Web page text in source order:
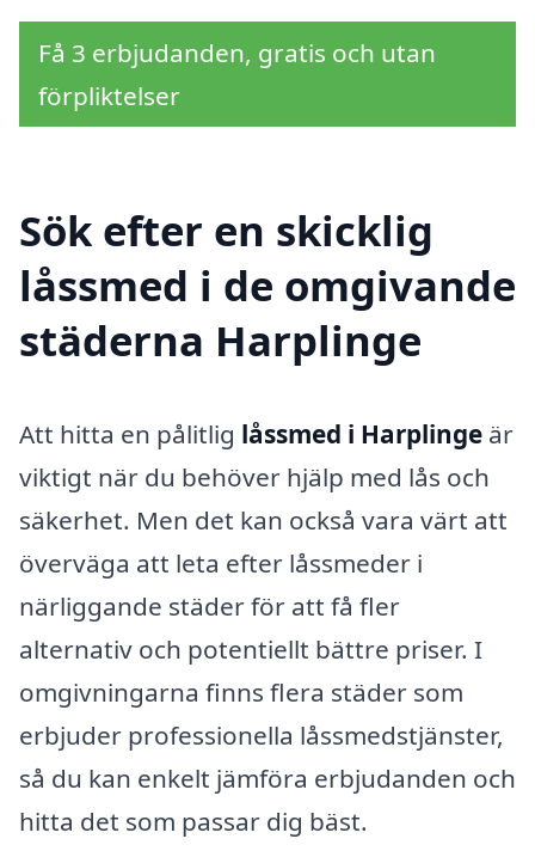
Få 3 erbjudanden, gratis och utan
förpliktelser
Sök efter en skicklig
låssmed i de omgivande
städerna Harplinge
Att hitta en pålitlig låssmed i Harplinge är
viktigt när du behöver hjälp med lås och
säkerhet. Men det kan också vara värt att
överväga att leta efter låssmeder i
närliggande städer för att få fler
alternativ och potentiellt bättre priser. I
omgivningarna finns flera städer som
erbjuder professionella låssmedstjänster,
så du kan enkelt jämföra erbjudanden och
hitta det som passar dig bäst.